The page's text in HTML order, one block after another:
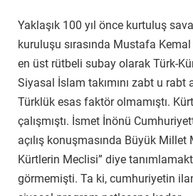
Yaklaşık 100 yıl önce kurtuluş
kuruluşu sırasında Mustafa Kemal
en üst rütbeli subay olarak Türk-
Siyasal İslam takımını zabt u rabt
Türklük esas faktör olmamıştı.
çalışmıştı. İsmet İnönü
açılış konuşmasında Büyük Millet
Kürtlerin Meclisi” diye
görmemişti. Ta ki, cumhuriyetin